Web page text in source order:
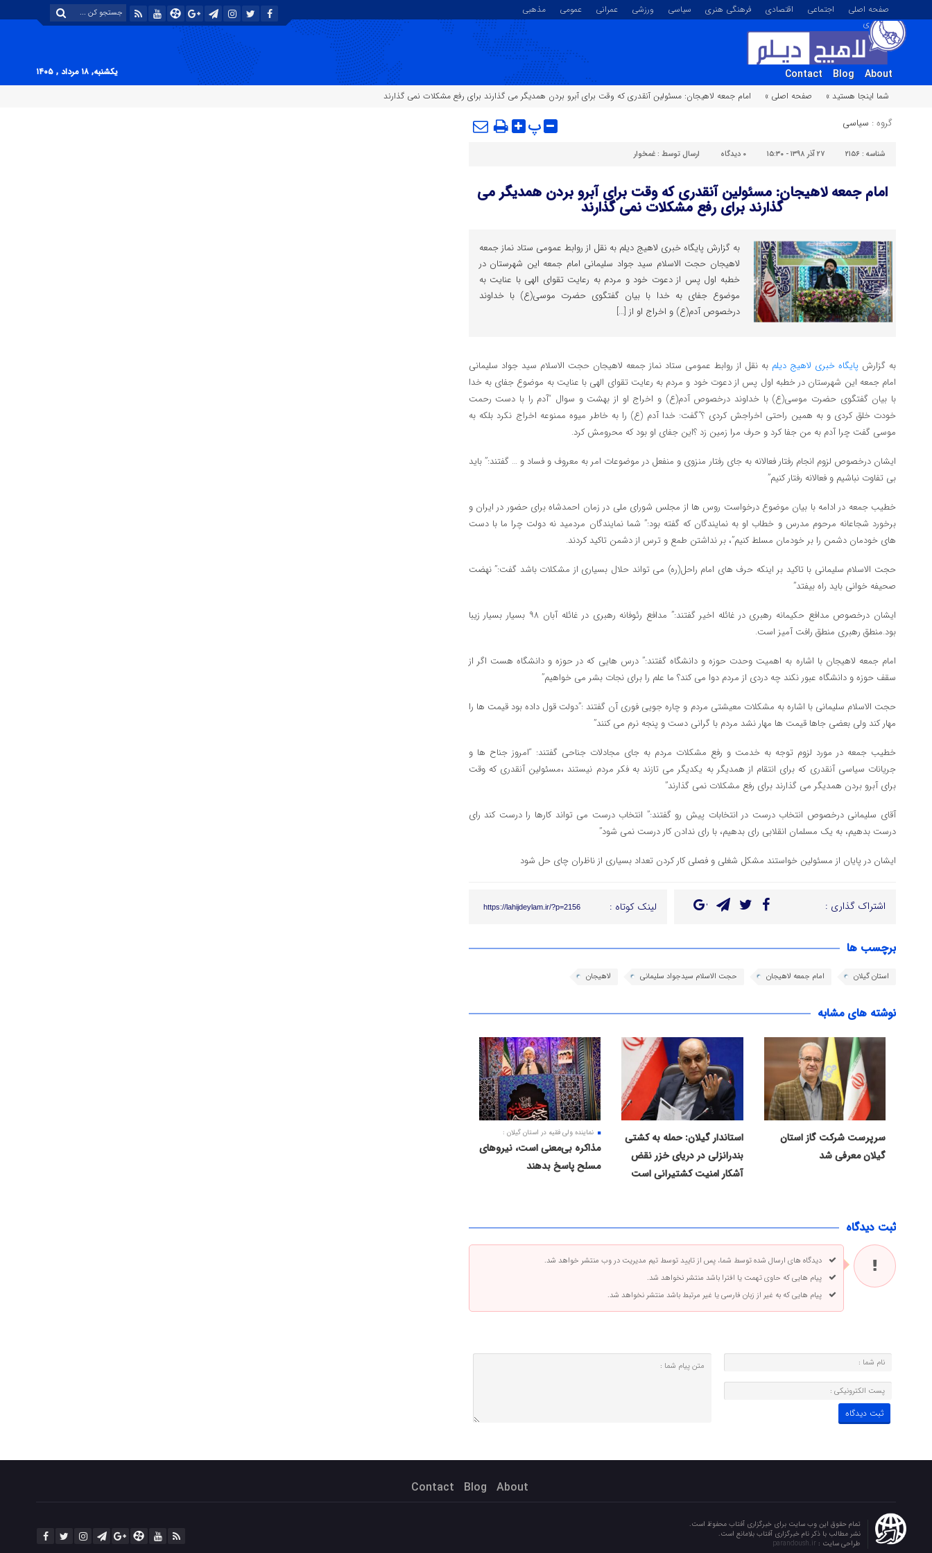
صفحه اصلی اجتماعی اقتصادی فرهنگی هنری سیاسی ورزشی عمرانی عمومی
مذهبی
تصویری
About
Blog
Contact
یکشنبه, ۱۸ مرداد , ۱۴۰۵
شما اینجا هستید »
صفحه اصلی » امام جمعه لاهیجان: مسئولین آنقدری که وقت برای آبرو بردن همدیگر می گذارند برای رفع مشکلات نمی گذارند
گروه : سیاسی پ
شناسه : ۲۱۵۶ ۲۷ آذر ۱۳۹۸ - ۱۵:۳۰ ۰ دیدگاه ارسال توسط : غمخوار
امام جمعه لاهیجان: مسئولین آنقدری که وقت برای آبرو بردن همدیگر می
گذارند برای رفع مشکلات نمی گذارند
به گزارش پایگاه خبری لاهیج دیلم به نقل از روابط عمومی ستاد نماز جمعه
لاهیجان حجت الاسلام سید جواد سلیمانی امام جمعه این شهرستان در
خطبه اول پس از دعوت خود و مردم به رعایت تقوای الهی با عنایت به
موضوع جفای به خدا با بیان گفتگوی حضرت موسی(ع) با خداوند
درخصوص آدم(ع) و اخراج او از […]
به گزارشپایگاه خبری لاهیج دیلم به نقل از روابط عمومی ستاد نماز جمعه لاهیجان حجت الاسلام سید جواد سلیمانی
امام جمعه این شهرستان در خطبه اول پس از دعوت خود و مردم به رعایت تقوای الهی با عنایت به موضوع جفای به خدا
با بیان گفتگوی حضرت موسی(ع) با خداوند درخصوص آدم(ع) و اخراج او از بهشت و سوال “آدم را با دست رحمت
خودت خلق کردی و به همین راحتی اخراجش کردی ؟”گفت: خدا آدم (ع) را به خاطر میوه ممنوعه اخراج نکرد بلکه به
موسی گفت چرا آدم به من جفا کرد و حرف مرا زمین زد ؟این جفای او بود که محرومش کرد.
ایشان درخصوص لزوم انجام رفتار فعالانه به جای رفتار منزوی و منفعل در موضوعات امر به معروف و فساد و … گفتند:” باید
بی تفاوت نباشیم و فعالانه رفتار کنیم”
خطیب جمعه در ادامه با بیان موضوع درخواست روس ها از مجلس شورای ملی در زمان احمدشاه برای حضور در ایران و
برخورد شجاعانه مرحوم مدرس و خطاب او به نمایندگان که گفته بود:” شما نمایندگان مردمید نه دولت چرا ما با دست
های خودمان دشمن را بر خودمان مسلط کنیم”، بر نداشتن طمع و ترس از دشمن تاکید کردند.
حجت الاسلام سلیمانی با تاکید بر اینکه حرف های امام راحل(ره) می تواند حلال بسیاری از مشکلات باشد گفت:” نهضت
صحیفه خوانی باید راه بیفتد”
ایشان درخصوص مدافع حکیمانه رهبری در غائله اخیر گفتند:” مدافع رئوفانه رهبری در غائله آبان ۹۸ بسیار بسیار زیبا
بود.منطق رهبری منطق رافت آمیز است.
امام جمعه لاهیجان با اشاره به اهمیت وحدت حوزه و دانشگاه گفتند:” درس هایی که در حوزه و دانشگاه هست اگر از
سقف حوزه و دانشگاه عبور نکند چه دردی از مردم دوا می کند؟ ما علم را برای نجات بشر می خواهیم”
حجت الاسلام سلیمانی با اشاره به مشکلات معیشتی مردم و چاره جویی فوری آن گفتند :”دولت قول داده بود قیمت ها را
مهار کند ولی بعضی جاها قیمت ها مهار نشد مردم با گرانی دست و پنجه نرم می کنند”
خطیب جمعه در مورد لزوم توجه به خدمت و رفع مشکلات مردم به جای مجادلات جناحی گفتند: “امروز جناح ها و
جریانات سیاسی آنقدری که برای انتقام از همدیگر به یکدیگر می تازند به فکر مردم نیستند ،مسئولین آنقدری که وقت
برای آبرو بردن همدیگر می گذارند برای رفع مشکلات نمی گذارند”
آقای سلیمانی درخصوص انتخاب درست در انتخابات پیش رو گفتند:” انتخاب درست می تواند کارها را درست کند رای
درست بدهیم، به یک مسلمان انقلابی رای بدهیم، با رای ندادن کار درست نمی شود”
ایشان در پایان از مسئولین خواستند مشکل شغلی و فصلی کار کردن تعداد بسیاری از ناظران چای حل شود
اشتراک گذاری : لینک کوتاه : https://lahijdeylam.ir/?p=2156
برچسب ها
استان گیلان امام جمعه لاهیجان حجت الاسلام سیدجواد سلیمانی لاهیجان
نوشته های مشابه
سرپرست شرکت گاز استان
گیلان معرفی شد
استاندار گیلان: حمله به کشتی
بندرانزلی در دریای خزر نقض
آشکار امنیت کشتیرانی است
نماینده ولی فقیه در استان گیلان :
مذاکره بی‌معنی است، نیروهای
مسلح پاسخ بدهند
ثبت دیدگاه
دیدگاه های ارسال شده توسط شما، پس از تایید توسط تیم مدیریت در وب منتشر خواهد شد.
پیام هایی که حاوی تهمت یا افترا باشد منتشر نخواهد شد.
پیام هایی که به غیر از زبان فارسی یا غیر مرتبط باشد منتشر نخواهد شد.
About
Blog
Contact
تمام حقوق این وب سایت برای خبرگزاری آفتاب محفوظ است.
نشر مطالب با ذکر نام خبرگزاری آفتاب بلامانع است.
طراحی سایت :